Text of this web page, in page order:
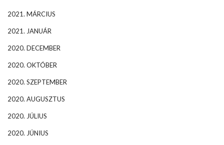
2021. MÁRCIUS
2021. JANUÁR
2020. DECEMBER
2020. OKTÓBER
2020. SZEPTEMBER
2020. AUGUSZTUS
2020. JÚLIUS
2020. JÚNIUS